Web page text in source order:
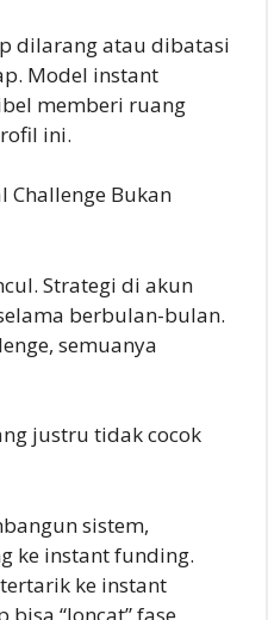
dilarang atau dibatasi
Model instant
memberi ruang
ini.
Challenge Bukan
Strategi di akun
berbulan-bulan.
semuanya
justru tidak cocok
sistem,
ke instant funding.
ke instant
“loncat” fase